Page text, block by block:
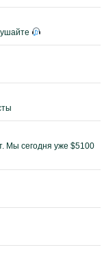
Мы сегодня уже $5100